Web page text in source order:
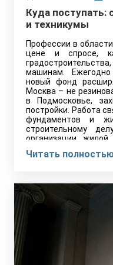
Куда поступать:
и техникумы
Профессии в
цене и спросе,
машинам. Ежегодно
новый фонд
Москва – не
в Подмосковье,
постройки. Работа
фундаментов и
строительному
организации,
торговые центры и
Читать